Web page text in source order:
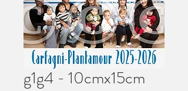
g1g4 - 10cmx15cm